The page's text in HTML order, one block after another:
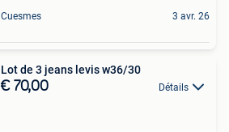
Cuesmes 3 avr. 26
Lot de 3 jeans levis w36/30
€ 70,00 Détails